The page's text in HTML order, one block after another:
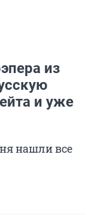
из
и уже
нашли все